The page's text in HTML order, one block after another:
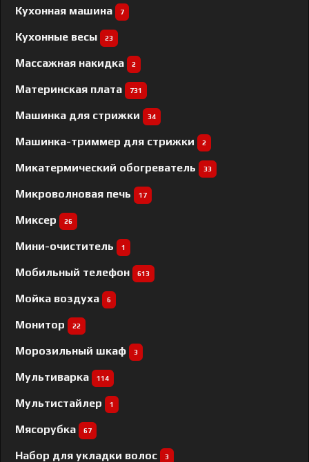
Кухонная машина 7
Кухонные весы 23
Массажная накидка 2
Материнская плата 731
Машинка для стрижки 34
Машинка-триммер для стрижки 2
Микатермический обогреватель 33
Микроволновая печь 17
Миксер 26
Мини-очиститель 1
Мобильный телефон 613
Мойка воздуха 6
Монитор 22
Морозильный шкаф 3
Мультиварка 114
Мультистайлер 1
Мясорубка 67
Набор для укладки волос 3